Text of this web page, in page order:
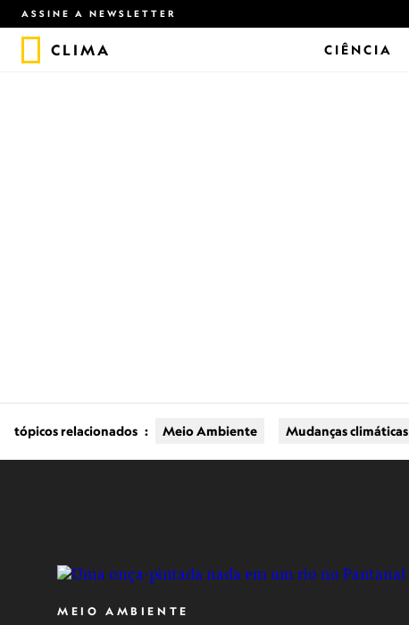
ASSINE A NEWSLETTER
CLIMA CIÊNCIA
tópicos relacionados : Meio Ambiente Mudanças climáticas
MEIO AMBIENTE